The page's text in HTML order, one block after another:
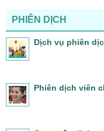
PHIÊN DỊCH
Dịch vụ phiên
Phiên dịch viên